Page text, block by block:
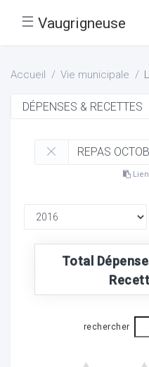
☰ Vaugrigneuse
Accueil Vie municipale
Lien
Total
rechercher